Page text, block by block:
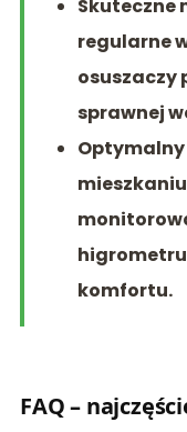
Skuteczne
regularne
osuszaczy
sprawnej
komfortu.
FAQ –